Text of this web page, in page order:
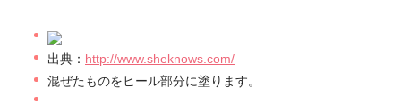
出典： http://www.sheknows.com/
混ぜたものをヒール部分に塗ります。